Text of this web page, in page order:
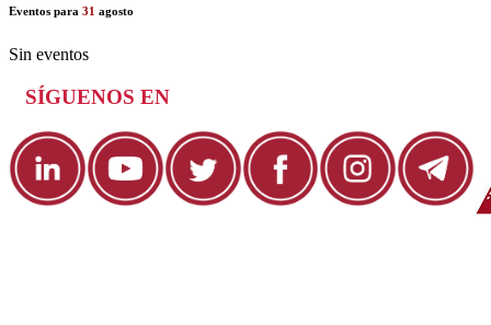
Eventos para 31 agosto
Sin eventos
SÍGUENOS EN